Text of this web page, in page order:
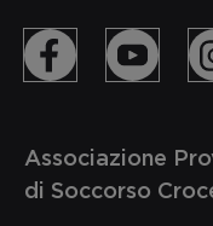
Associazione
di Soccorso